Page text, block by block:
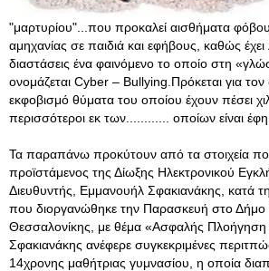
"μαρτυρίου"...που προκαλεί αισθήματα
αμηχανίας σε παιδιά και εφήβους, καθώς έχει
διαστάσεις ένα φαινόμενο το οποίο στη
ονομάζεται Cyber – Bullying.Πρόκεται για τον
εκφοβισμό θύματα του οποίου έχουν πέσει
περισσότεροι εκ των............ οποίων είναι
Τα παραπάνω προκύτουν από τα στοιχεία
προϊστάμενος της Δίωξης Ηλεκτρονικού
Διευθυντής, Εμμανουήλ Σφακιανάκης, κατά τη
που διοργανώθηκε την Παρασκευή στο
Θεσσαλονίκης, με θέμα «Ασφαλής Πλοήγηση
Σφακιανάκης ανέφερε συγκεκριμένες
14χρονης μαθήτριας γυμνασίου, η οποία